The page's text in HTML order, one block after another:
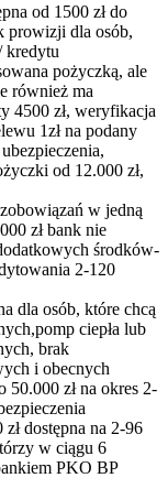
od 1500 zł do
prowizji dla osób,
kredytu
pożyczką, ale
również ma
4500 zł, weryfikacja
1zł na podany
od 12.000 zł,
w jedną
zł bank nie
środków-
2-120
dla osób, które chcą
ciepła lub
brak
i obecnych
50.000 zł na okres 2-
dostępna na 2-96
w ciągu 6
PKO BP